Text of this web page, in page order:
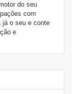
do seu
com
já o seu e conte
e